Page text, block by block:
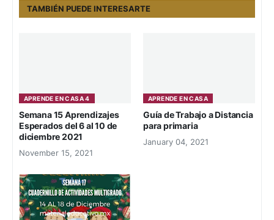
TAMBIÉN PUEDE INTERESARTE
APRENDE EN CASA 4
Semana 15 Aprendizajes
Esperados del 6 al 10 de
diciembre 2021
November 15, 2021
APRENDE EN CASA
Guía de Trabajo a Distancia
para primaria
January 04, 2021